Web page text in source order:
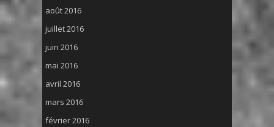
août 2016
juillet 2016
juin 2016
mai 2016
avril 2016
mars 2016
février 2016